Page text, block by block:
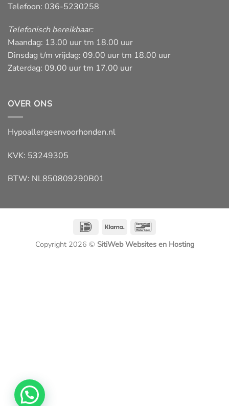
Telefoon: 036-5230258
Telefonisch bereikbaar:
Maandag: 13.00 uur tm 18.00 uur
Dinsdag t/m vrijdag: 09.00 uur tm 18.00 uur
Zaterdag: 09.00 uur tm 17.00 uur
OVER ONS
Hypoallergeenvoorhonden.nl
KVK: 53249305
BTW: NL850809290B01
IDeal Klarna
Copyright 2026 © SitiWeb Websites en Hosting